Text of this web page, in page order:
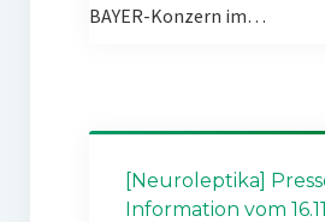
BAYER-Konzern im…
[Neuroleptika]
Information vom